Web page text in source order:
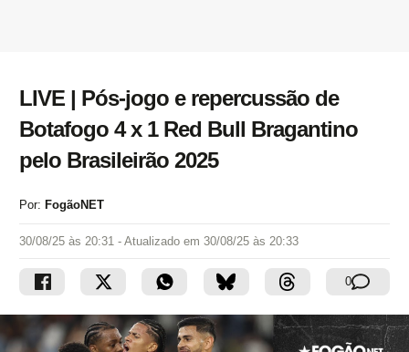
LIVE | Pós-jogo e repercussão de
Botafogo 4 x 1 Red Bull Bragantino
pelo Brasileirão 2025
Por: FogãoNET
30/08/25 às 20:31 - Atualizado em 30/08/25 às 20:33
0